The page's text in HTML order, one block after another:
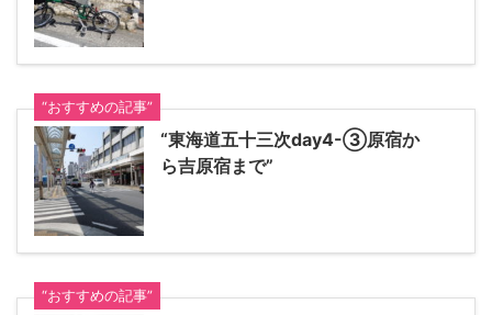
“おすすめの記事”
“東海道五十三次day4-③原宿か
ら吉原宿まで”
“おすすめの記事”